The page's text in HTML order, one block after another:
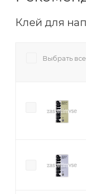
Клей для
Выбрать все